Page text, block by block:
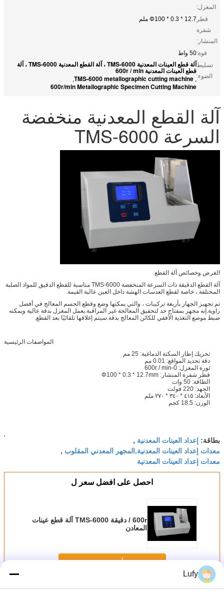
المغزل:
قطر
شفرة
المنشار:
Φ100 * 0.3 * 12.7 ملم
قوة:50 واط
تسليط
الضوء:
آلة قطع العينات المعدنية TMS-6000 ، آلة القطع المعدنية TMS-6000 ، آلة
قطع العينات المعدنية 600r / min
,
TMS-6000 metallographic cutting machine
,
600r/min Metallographic Specimen Cutting Machine
آلة القطع المعدنية منخفضة
السرعة TMS-6000
الغرض وخصائص آلة القطع
آلة القطع الدقيقة ذات السرعة المنخفضة TMS-6000 مناسبة للقطع الدقيق للمواد الصلبة
المختلفة ، خاصة لقطع العدسات الهشة داخل العين عالية القيمة.
تم تجهيز الجهاز بأربعة تركيبات ، والتي يمكنها وضع وقطع الجسم المعالج في أفضل
زاوية.إنه مجهز بمفتاح حد لتحقيق المعالجة غير المراقبة.يعمل المغزل بدقة عالية ويمكنه
ضبط موضع التغذية الأفقي للكائن المعالج بدقة.سيتم إغلاقها تلقائيًا بعد القطع.
المواصفات الرئيسية
تحريك إطار السكتة الدماغية: 25 مم
دقة تحديد المواقع: 0.01 مم
ثورة المغزل: 0-600r / min
قطر شفرة المنشار: Φ100 * 0.3 * 12.7mm
الطاقة: 50 وات
الجهد: 220 فولت
الأبعاد: ٤١٥ * ٣٤٠ * ٢٧٠ ملم
الوزن: 18.5 كجم
بطاقة: إعداد العينات المعدنية ,
معدات إعداد العينات المعدنية,المجهر المعدني المقلوب ,
معدات إعداد العينات المعدنية
احصل على افضل سعر ل
600r / دقيقة TMS-6000 آلة قطع عينات
المعادن
استمر
أكثرتحضير عينة فحص المعادن
Lufy